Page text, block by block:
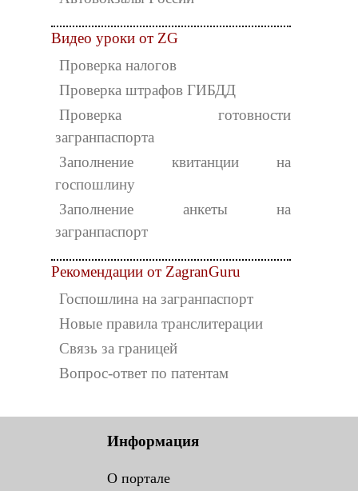
Видео уроки от ZG
Проверка налогов
Проверка штрафов ГИБДД
Проверка готовности
загранпаспорта
Заполнение квитанции на
госпошлину
Заполнение анкеты на
загранпаспорт
Рекомендации от ZagranGuru
Госпошлина на загранпаспорт
Новые правила транслитерации
Связь за границей
Вопрос-ответ по патентам
Информация
О портале